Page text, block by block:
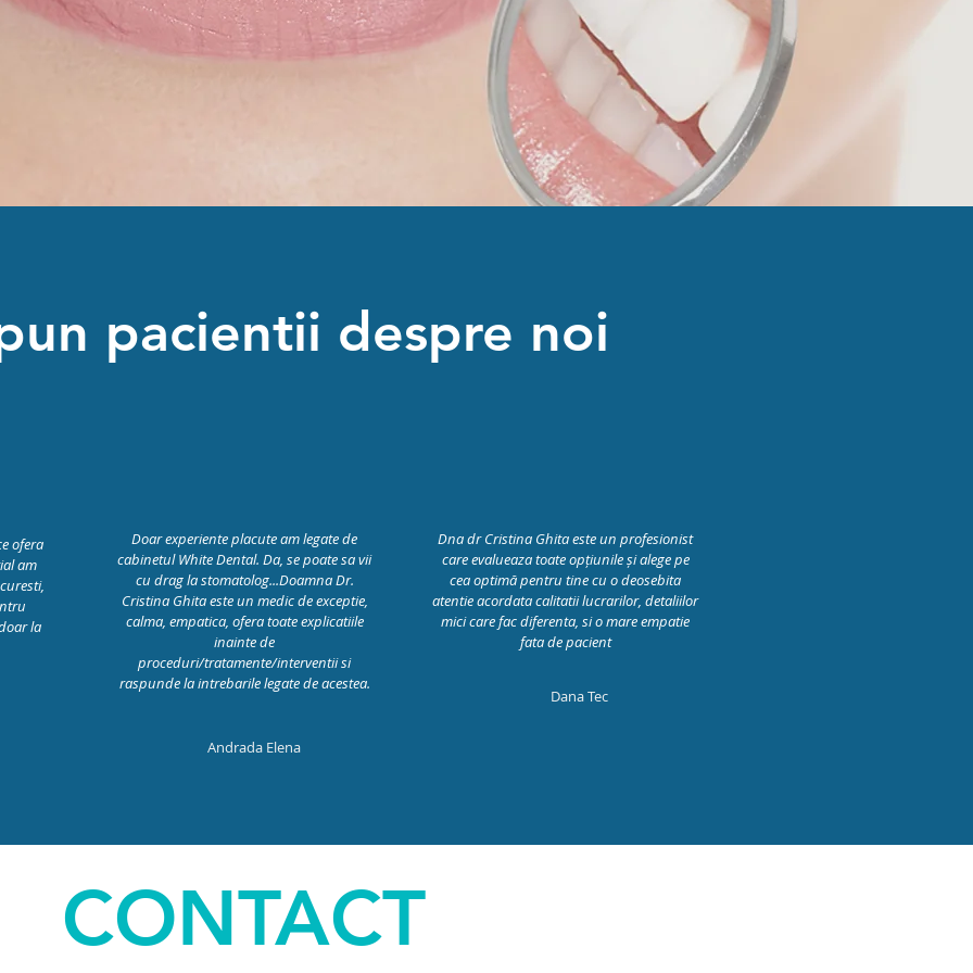
pacientii despre noi
ofera
am
la
Doar experiente placute am legate de
cabinetul White Dental. Da, se poate sa vii
cu drag la stomatolog...Doamna Dr.
Cristina Ghita este un medic de exceptie,
calma, empatica, ofera toate explicatiile
inainte de
proceduri/tratamente/interventii si
raspunde la intrebarile legate de acestea.
Dna dr Cristina Ghita este un profesionist
care evalueaza toate opțiunile și alege pe
cea optimă pentru tine cu o deosebita
atentie acordata calitatii lucrarilor, detaliilor
mici care fac diferenta, si o mare empatie
fata de pacient
Dana Tec
Andrada Elena
CONTACT